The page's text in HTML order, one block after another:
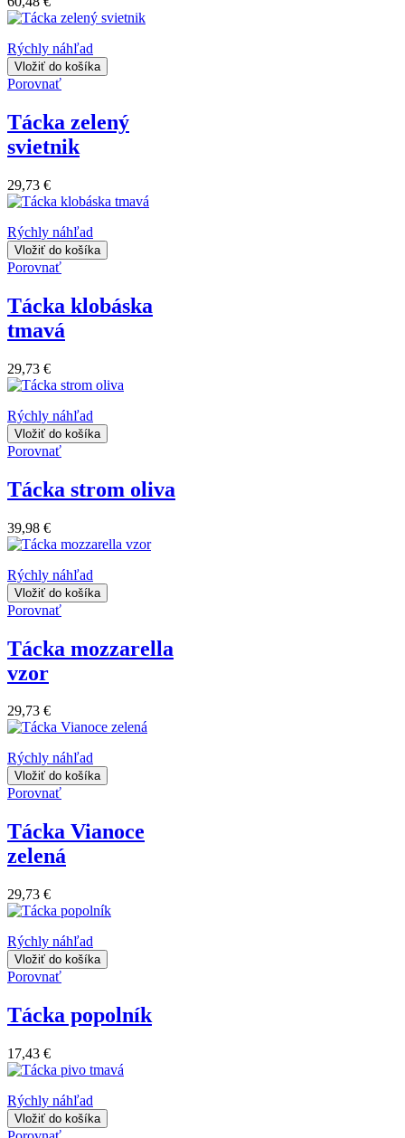
Rýchly náhľad
Vložiť do košíka
Porovnať
Tácka zelený
svietnik
29,73 €
Rýchly náhľad
Vložiť do košíka
Porovnať
Tácka klobáska
tmavá
29,73 €
Rýchly náhľad
Vložiť do košíka
Porovnať
Tácka strom oliva
39,98 €
Rýchly náhľad
Vložiť do košíka
Porovnať
Tácka mozzarella
vzor
29,73 €
Rýchly náhľad
Vložiť do košíka
Porovnať
Tácka Vianoce
zelená
29,73 €
Rýchly náhľad
Vložiť do košíka
Porovnať
Tácka popolník
17,43 €
Rýchly náhľad
Vložiť do košíka